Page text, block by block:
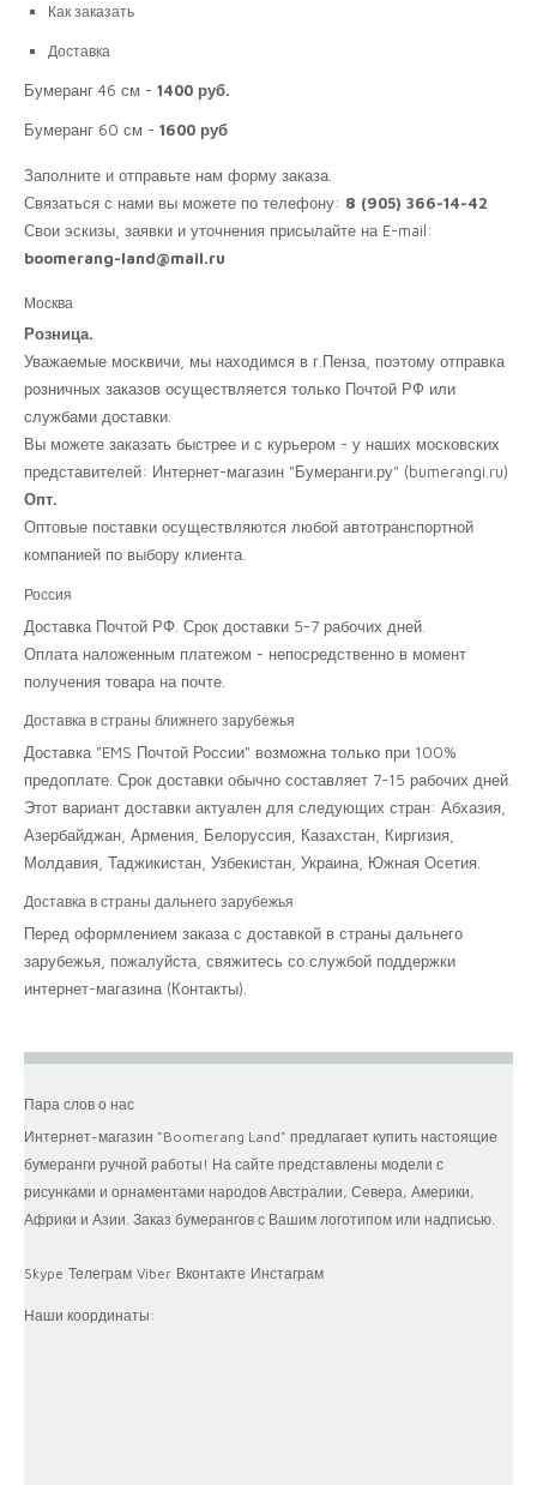
Как заказать
Доставка
Бумеранг 46 см - 1400 руб.
Бумеранг 60 см - 1600 руб
Заполните и отправьте нам форму заказа
Связаться с нами вы можете по телефону: 8 (905) 366-14-42
Свои эскизы, заявки и уточнения присылайте на E-mail:
boomerang-land@mail.ru
Москва
Розница.
Уважаемые москвичи, мы находимся в г.Пенза, поэтому отправка
розничных заказов осуществляется только Почтой РФ или
службами доставки.
Вы можете заказать быстрее и с курьером - у наших московских
представителей: Интернет-магазин "Бумеранги.ру" (bumerangi.ru)
Опт.
Оптовые поставки осуществляются любой автотранспортной
компанией по выбору клиента.
Россия
Доставка Почтой РФ. Срок доставки 5-7 рабочих дней.
Оплата наложенным платежом - непосредственно в момент
получения товара на почте.
Доставка в страны ближнего зарубежья
Доставка "EMS Почтой России" возможна только при 100%
предоплате. Срок доставки обычно составляет 7-15 рабочих дней.
Этот вариант доставки актуален для следующих стран: Абхазия,
Азербайджан, Армения, Белоруссия, Казахстан, Киргизия,
Молдавия, Таджикистан, Узбекистан, Украина, Южная Осетия.
Доставка в страны дальнего зарубежья
Перед оформлением заказа с доставкой в страны дальнего
зарубежья, пожалуйста, свяжитесь со службой поддержки
интернет-магазина (Контакты).
Пара слов о нас
Интернет-магазин "Boomerang Land" предлагает купить настоящие
бумеранги ручной работы! На сайте представлены модели с
рисунками и орнаментами народов Австралии, Севера, Америки,
Африки и Азии. Заказ бумерангов с Вашим логотипом или надписью.
Skype Телеграм Viber Вконтакте Инстаграм
Наши координаты: